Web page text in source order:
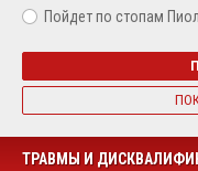
Пойдет по стопам
ТРАВМЫ И